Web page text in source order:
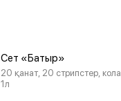
Сет «Батыр»
20 қанат, 20 стрипстер, кола
1л